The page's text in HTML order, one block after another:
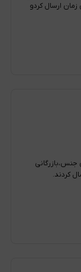
زمان ارسال کردو
کردند.